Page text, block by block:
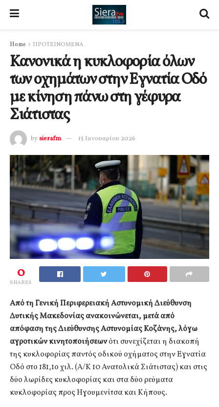
Home ΠΡΟΤΕΙΝΟΜΕΝΑ
Κανονικά η κυκλοφορία όλων
των οχημάτων στην Εγνατία Οδό
με κίνηση πάνω στη γέφυρα
Σιάτιστας
by sierafm 15 Ιανουαρίου 2026
0
SHARES
Από τη Γενική Περιφερειακή Αστυνομική Διεύθυνση
Δυτικής Μακεδονίας ανακοινώνεται, μετά από
απόφαση της Διεύθυνσης Αστυνομίας Κοζάνης, λόγω
αγροτικών κινητοποιήσεωνότι συνεχίζεται η διακοπή
της κυκλοφορίας παντός οδικού οχήματος στην Εγνατία
Οδό στο 181,1ο χιλ. (Α/Κ 10 Ανατολικά Σιάτιστας) και στις
δύο λωρίδες κυκλοφορίας και στα δύο ρεύματα
κυκλοφορίας προς Ηγουμενίτσα και Κήπους.